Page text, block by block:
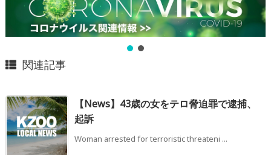
関連記事
【News】43歳の女をテロ脅迫罪で逮捕、
起訴
Woman arrested for terroristic threateni ...